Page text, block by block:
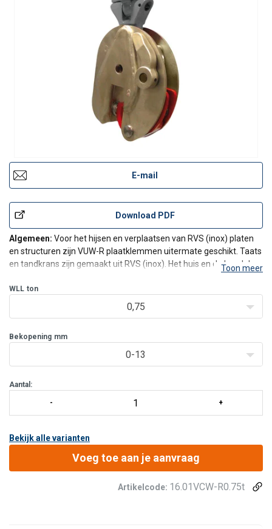
E-mail
Download PDF
Algemeen: Voor het hijsen en verplaatsen van RVS (inox) platen
en structuren zijn VUW-R plaatklemmen uitermate geschikt. Taats
en tandkrans zijn gemaakt uit RVS (inox). Het huis en de hendel
Minimaal te belasten met 10% van de werklast.
Toon meer
WLL ton
0,75
Bekopening mm
0-13
Aantal:
Bekijk alle varianten
Voeg toe aan je aanvraag
Artikelcode: 16.01VCW-R0.75t